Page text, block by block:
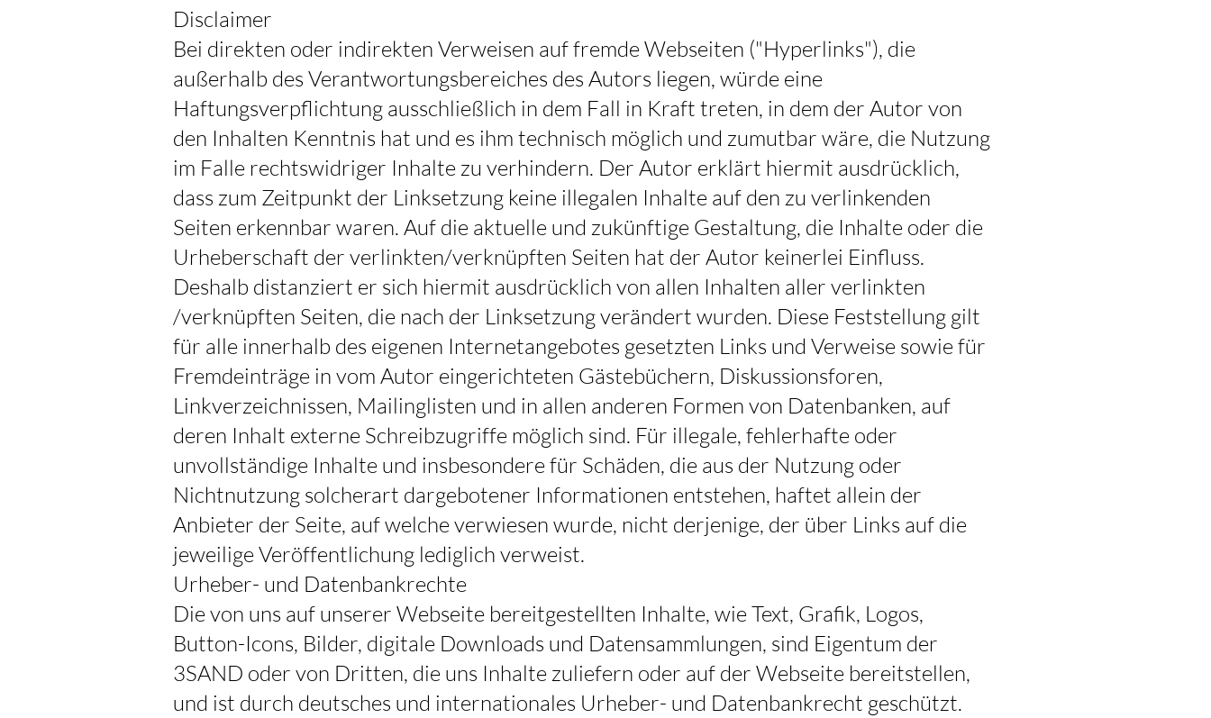
Disclaimer
Bei direkten oder indirekten Verweisen auf fremde Webseiten ("Hyperlinks"), die
außerhalb des Verantwortungsbereiches des Autors liegen, würde eine
Haftungsverpflichtung ausschließlich in dem Fall in Kraft treten, in dem der Autor von
den Inhalten Kenntnis hat und es ihm technisch möglich und zumutbar wäre, die Nutzung
im Falle rechtswidriger Inhalte zu verhindern. Der Autor erklärt hiermit ausdrücklich,
dass zum Zeitpunkt der Linksetzung keine illegalen Inhalte auf den zu verlinkenden
Seiten erkennbar waren. Auf die aktuelle und zukünftige Gestaltung, die Inhalte oder die
Urheberschaft der verlinkten/verknüpften Seiten hat der Autor keinerlei Einfluss.
Deshalb distanziert er sich hiermit ausdrücklich von allen Inhalten aller verlinkten
/verknüpften Seiten, die nach der Linksetzung verändert wurden. Diese Feststellung gilt
für alle innerhalb des eigenen Internetangebotes gesetzten Links und Verweise sowie für
Fremdeinträge in vom Autor eingerichteten Gästebüchern, Diskussionsforen,
Linkverzeichnissen, Mailinglisten und in allen anderen Formen von Datenbanken, auf
deren Inhalt externe Schreibzugriffe möglich sind. Für illegale, fehlerhafte oder
unvollständige Inhalte und insbesondere für Schäden, die aus der Nutzung oder
Nichtnutzung solcherart dargebotener Informationen entstehen, haftet allein der
Anbieter der Seite, auf welche verwiesen wurde, nicht derjenige, der über Links auf die
jeweilige Veröffentlichung lediglich verweist.
Urheber- und Datenbankrechte
Die von uns auf unserer Webseite bereitgestellten Inhalte, wie Text, Grafik, Logos,
Button-Icons, Bilder, digitale Downloads und Datensammlungen, sind Eigentum der
3SAND oder von Dritten, die uns Inhalte zuliefern oder auf der Webseite bereitstellen,
und ist durch deutsches und internationales Urheber- und Datenbankrecht geschützt.